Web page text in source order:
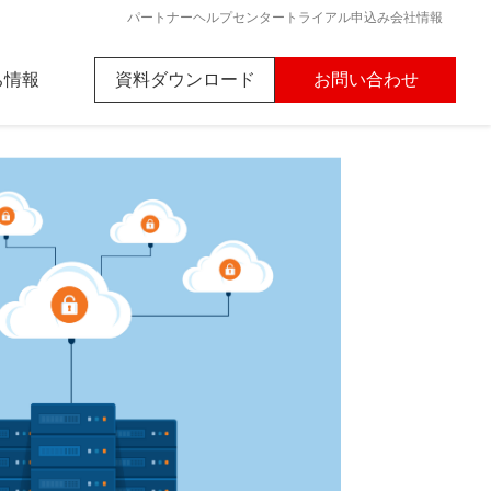
パートナーヘルプセンター トライアル申込み会社情報
報
者ガイド
資料ダウンロード お問い合わせ